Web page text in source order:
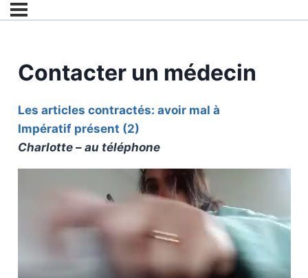
Contacter un médecin
Les articles contractés: avoir mal à
Impératif présent (2)
Charlotte – au téléphone